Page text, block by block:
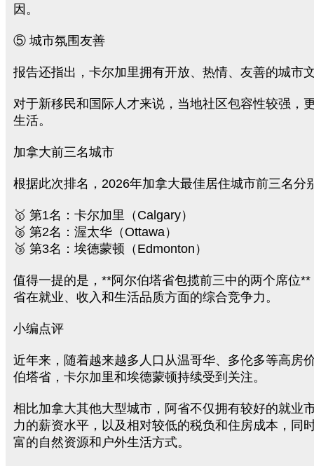
因。
⑤ 城市氛围友善
报告还指出，卡尔加里拥有开放、热情、友善的城市
对于新移民和国际人才来说，当地社区包容性较强，
生活。
加拿大前三名城市
根据此次排名，2026年加拿大最佳居住城市前三名分
🥇 第1名：卡尔加里（Calgary）
🥈 第2名：渥太华（Ottawa）
🥉 第3名：埃德蒙顿（Edmonton）
值得一提的是，**阿尔伯塔省包揽前三中的两个席位
省在就业、收入和生活品质方面的综合竞争力。
小编点评
近年来，随着越来越多人口从温哥华、多伦多等高房
伯塔省，卡尔加里和埃德蒙顿持续受到关注。
相比加拿大其他大型城市，阿省不仅拥有较好的就业
力的薪资水平，以及相对较低的税负和住房成本，同
富的自然资源和户外生活方式。